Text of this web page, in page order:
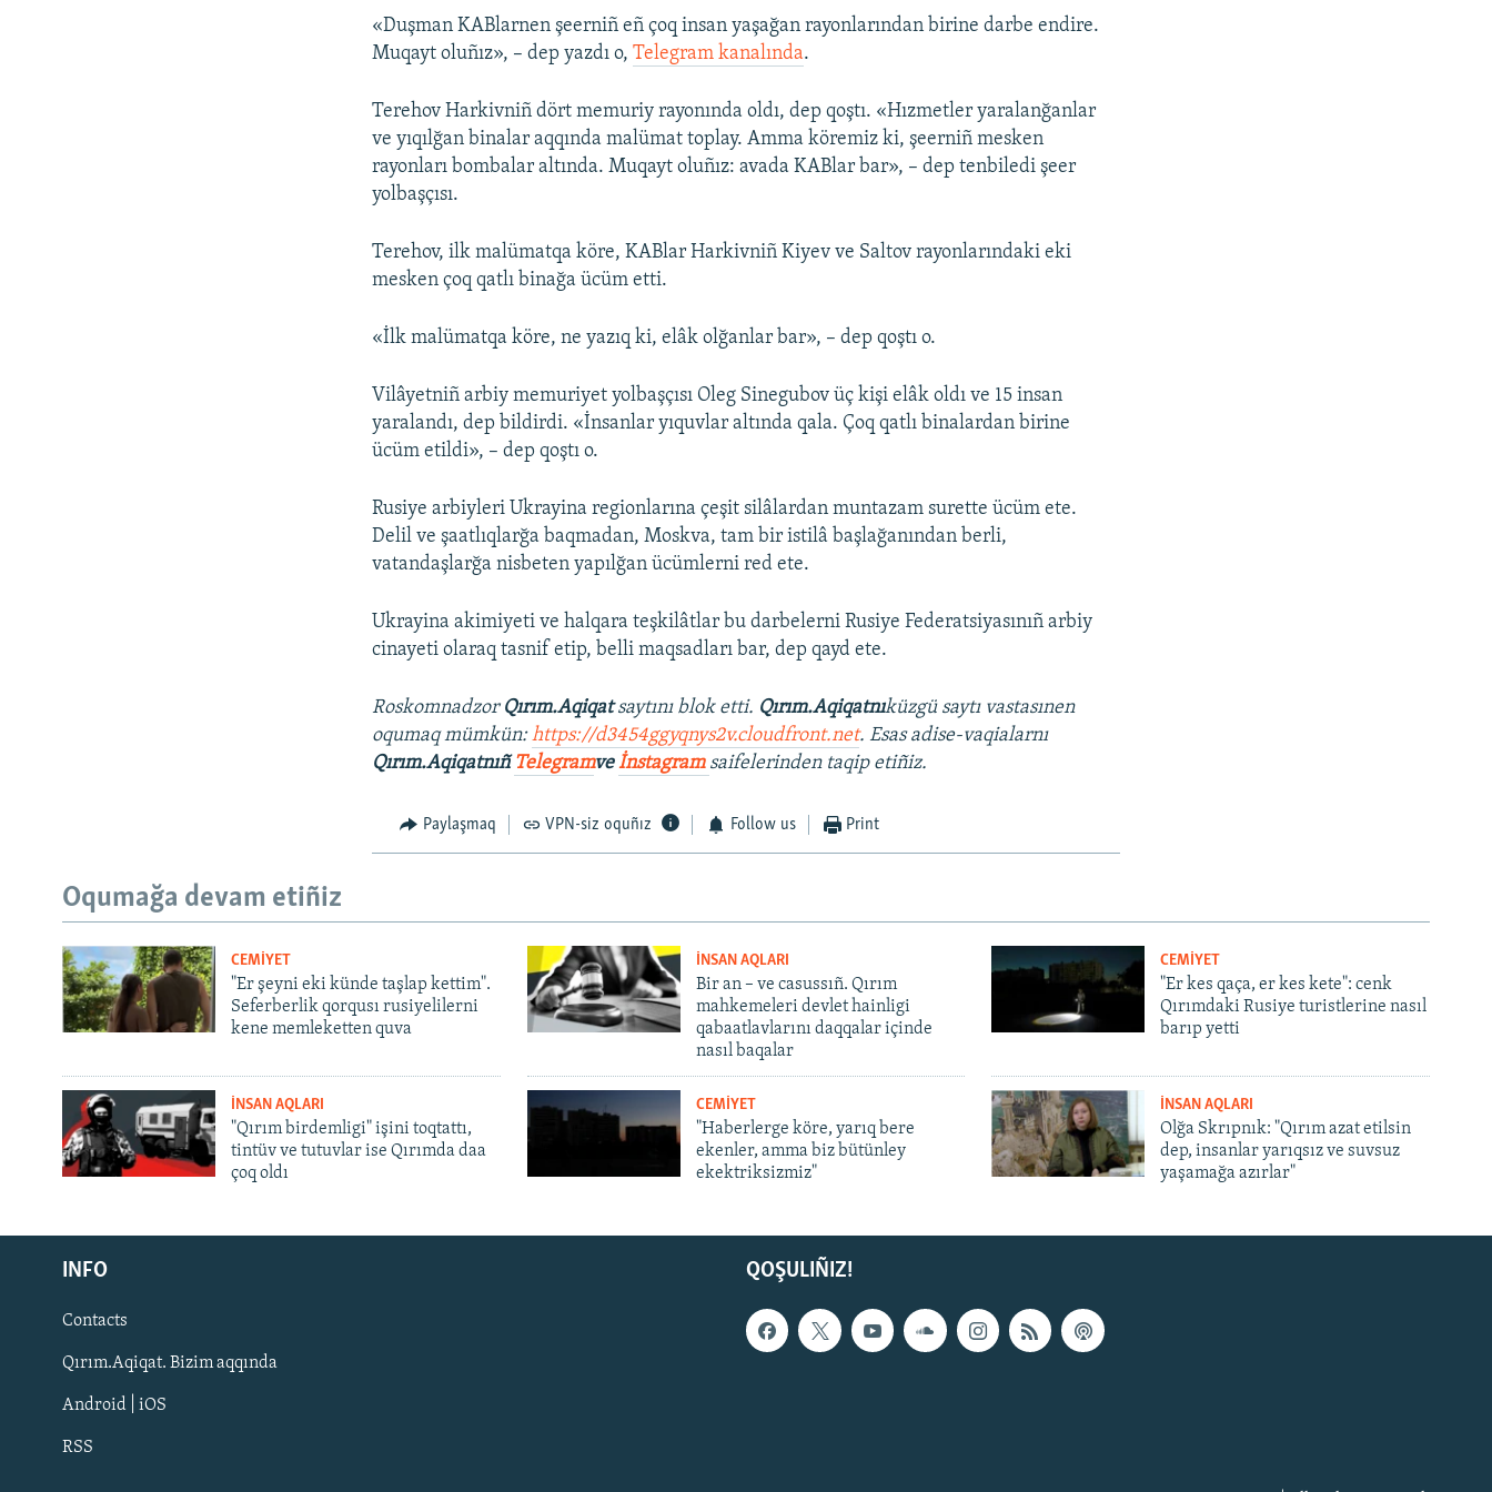
Русский
Українською
QOŞULIÑIZ!
«Duşman KABlarnen şeerniñ eñ çoq insan yaşağan rayonlarından birine darbe endire.
Muqayt oluñız», – dep yazdı o,Telegram kanalında.
Terehov Harkivniñ dört memuriy rayonında oldı, dep qoştı. «Hızmetler yaralanğanlar
ve yıqılğan binalar aqqında malümat toplay. Amma köremiz ki, şeerniñ mesken
rayonları bombalar altında. Muqayt oluñız: avada KABlar bar», – dep tenbiledi şeer
yolbaşçısı.
Terehov, ilk malümatqa köre, KABlar Harkivniñ Kiyev ve Saltov rayonlarındaki eki
mesken çoq qatlı binağa ücüm etti.
«İlk malümatqa köre, ne yazıq ki, elâk olğanlar bar», – dep qoştı o.
Vilâyetniñ arbiy memuriyet yolbaşçısı Oleg Sinegubov üç kişi elâk oldı ve 15 insan
yaralandı, dep bildirdi. «İnsanlar yıquvlar altında qala. Çoq qatlı binalardan birine
ücüm etildi», – dep qoştı o.
Rusiye arbiyleri Ukrayina regionlarına çeşit silâlardan muntazam surette ücüm ete.
Delil ve şaatlıqlarğa baqmadan, Moskva, tam bir istilâ başlağanından berli,
vatandaşlarğa nisbeten yapılğan ücümlerni red ete.
Ukrayina akimiyeti ve halqara teşkilâtlar bu darbelerni Rusiye Federatsiyasınıñ arbiy
cinayeti olaraq tasnif etip, belli maqsadları bar, dep qayd ete.
Roskomnadzor Qırım.Aqiqatsaytını blok etti. Qırım.Aqiqatnıküzgü saytı vastasınen
oqumaq mümkün:https://d3454ggyqnys2v.cloudfront.net. Esas adise-vaqialarnı
Qırım.Aqiqatnıñ Telegramveİnstagram saifelerinden taqip etiñiz.
Paylaşmaq VPN-siz oquñız Follow us Print
Oqumağa devam etiñiz
CEMİYET
"Er şeyni eki künde taşlap kettim".
Seferberlik qorqusı rusiyelilerni
kene memleketten quva
İNSAN AQLARI
Bir an – ve casussıñ. Qırım
mahkemeleri devlet hainligi
qabaatlavlarını daqqalar içinde
nasıl baqalar
CEMİYET
"Er kes qaça, er kes kete": cenk
Qırımdaki Rusiye turistlerine nasıl
barıp yetti
İNSAN AQLARI
"Qırım birdemligi" işini toqtattı,
tintüv ve tutuvlar ise Qırımda daa
çoq oldı
CEMİYET
"Haberlerge köre, yarıq bere
ekenler, amma biz bütünley
ekektriksizmiz"
İNSAN AQLARI
Olğa Skrıpnık: "Qırım azat etilsin
dep, insanlar yarıqsız ve suvsuz
yaşamağa azırlar"
QOŞULIÑIZ!
INFO
Contacts
Qırım.Aqiqat. Bizim aqqında
Android | iOS
RSS